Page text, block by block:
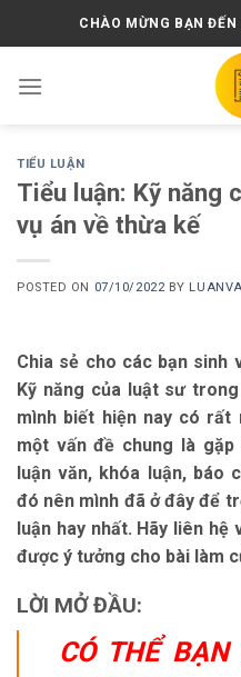
CHÀO MỪNG BẠN
TIỂU LUẬN
Tiểu luận: Kỹ năng
vụ án về thừa kế
POSTED ON 07/10/2022 BY
Chia sẻ cho các bạn sinh
Kỹ năng của luật sư
mình biết hiện nay có rất
một vấn đề chung là
luận văn, khóa luận, báo
đó nên mình đã ở đây để
luận hay nhất. Hãy liên hệ
được ý tưởng cho bài làm
LỜI MỞ ĐẦU:
CÓ THỂ